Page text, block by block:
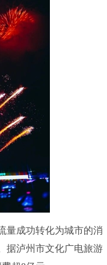
成功转化为城市的消
据泸州市文化广电旅游